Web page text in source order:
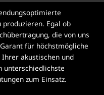
produzieren. Egal ob
die von uns
für höchstmögliche
akustischen und
unterschiedlichste
zum Einsatz.